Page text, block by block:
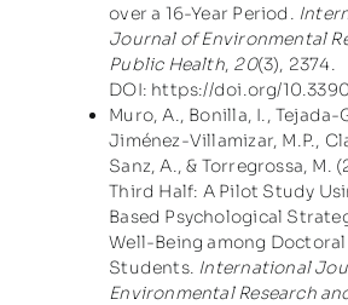
over a 16-Year Period.
Journal of Environmental
Public Health, 20(3), 2374.
DOI: https://doi.org/
Muro, A., Bonilla, I., Tejada-
Jiménez-Villamizar, M.P.,
Sanz, A., & Torregrossa, M.
Third Half: A Pilot Study
Based Psychological
Well-Being among Doctoral
Students. International
Environmental Research